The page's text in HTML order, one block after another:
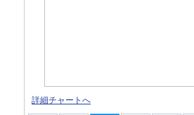
詳細チャートへ